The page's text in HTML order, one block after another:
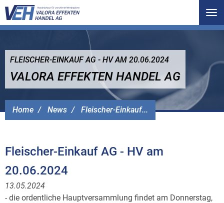
Home News Fleischer-Einkauf...
FLEISCHER-EINKAUF AG - HV AM 20.06.2024
VALORA EFFEKTEN HANDEL AG
Fleischer-Einkauf AG - HV am
20.06.2024
13.05.2024
- die ordentliche Hauptversammlung findet am Donnerstag,